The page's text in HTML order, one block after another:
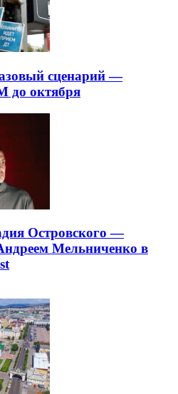
сценарий —
до октября
Островского —
Мельниченко в